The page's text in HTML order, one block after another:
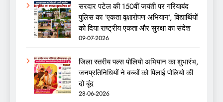
सरदार पटेल की 150वीं जयंती पर गरियाबंद
पुलिस का ‘एकता वृक्षारोपण अभियान’, विद्यार्थियों
को दिया राष्ट्रीय एकता और सुरक्षा का संदेश
09-07-2026
जिला स्तरीय पल्स पोलियो अभियान का शुभारंभ,
जनप्रतिनिधियों ने बच्चों को पिलाई पोलियो की
दो बूंद
28-06-2026